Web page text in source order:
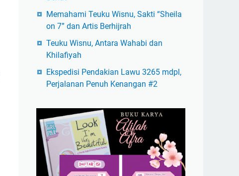
Memahami Teuku Wisnu, Sakti “Sheila
on 7” dan Artis Berhijrah
Teuku Wisnu, Antara Wahabi dan
Khilafiyah
Ekspedisi Pendakian Lawu 3265 mdpl,
Perjalanan Penuh Kenangan #2